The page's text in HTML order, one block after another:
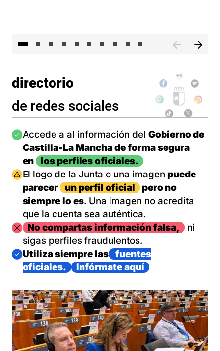
directorio
de redes sociales
Imagen
Accede a al información del Gobierno de
Castilla-La Mancha de forma segura
en
los perfiles oficiales.
Imagen
El logo de la Junta o una imagen puede
parecer
un perfil oficial
pero no
siempre lo es. Una imagen no acredita
que la cuenta sea auténtica.
ImagenNo compartas información falsa,
ni
sigas perfiles fraudulentos.
Imagen
Utiliza siempre las
fuentes
oficiales.
Infórmate aquí